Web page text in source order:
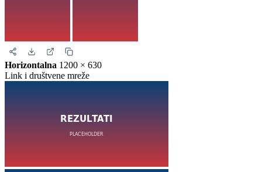
Horizontalna 1200 × 630
Link i društvene mreže